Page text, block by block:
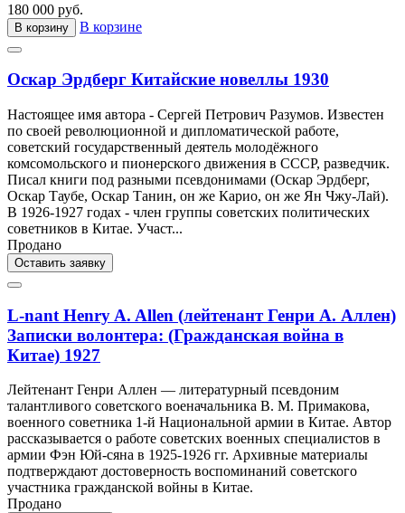
180 000 руб.
В корзину В корзине
Оскар Эрдберг Китайские новеллы 1930
Настоящее имя автора - Сергей Петрович Разумов. Известен
по своей революционной и дипломатической работе,
советский государственный деятель молодёжного
комсомольского и пионерского движения в СССР, разведчик.
Писал книги под разными псевдонимами (Оскар Эрдберг,
Оскар Таубе, Оскар Танин, он же Карио, он же Ян Чжу-Лай).
В 1926-1927 годах - член группы советских политических
советников в Китае. Участ...
Продано
Оставить заявку
L-nant Henry A. Allen (лейтенант Генри А. Аллен)
Записки волонтера: (Гражданская война в
Китае) 1927
Лейтенант Генри Аллен — литературный псевдоним
талантливого советского военачальника В. М. Примакова,
военного советника 1-й Национальной армии в Китае. Автор
рассказывается о работе советских военных специалистов в
армии Фэн Юй-сяна в 1925-1926 гг. Архивные материалы
подтверждают достоверность воспоминаний советского
участника гражданской войны в Китае.
Продано